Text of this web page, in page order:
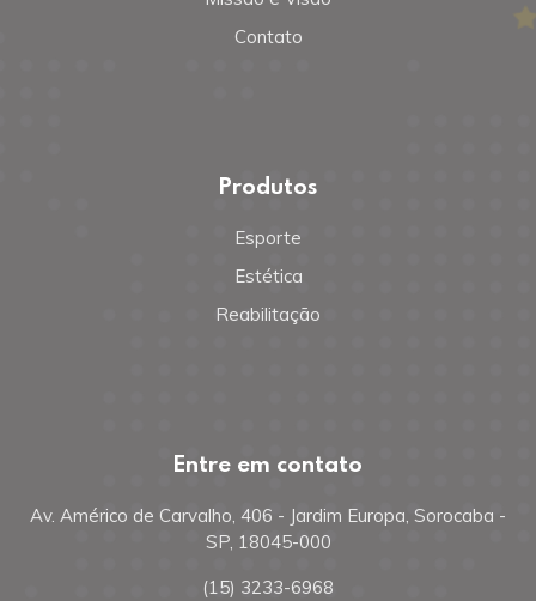
Contato
Produtos
Esporte
Estética
Reabilitação
Entre em contato
Av. Américo de Carvalho, 406 - Jardim Europa, Sorocaba -
SP, 18045-000
(15) 3233-6968